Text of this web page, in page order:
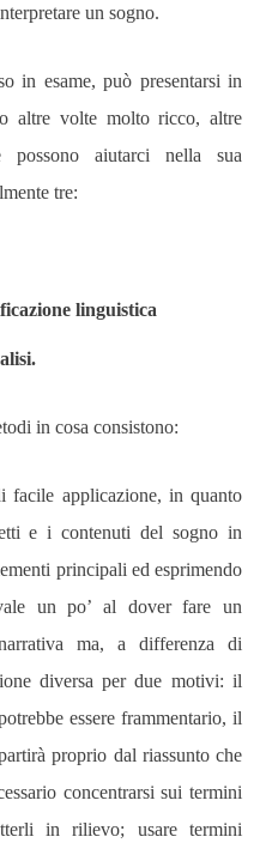
un sogno.
in esame, può presentarsi in
altre volte molto ricco, altre
aiutarci nella sua
tre:
linguistica
in cosa consistono:
facile applicazione, in quanto
e i contenuti del sogno in
principali ed esprimendo
un po’ al dover fare un
ma, a differenza di
diversa per due motivi: il
essere frammentario, il
proprio dal riassunto che
concentrarsi sui termini
in rilievo; usare termini